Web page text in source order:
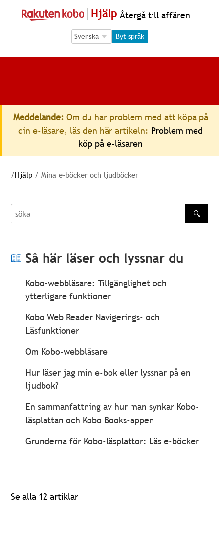
Hjälp Återgå till affären
Language Selection
Language Selection
Byt språk
Meddelande: Om du har problem med att köpa på
din e-läsare, läs den här artikeln: Problem med
köp på e-läsaren
/Hjälp / Mina e-böcker och ljudböcker
söka
🔍
Så här läser och lyssnar du
Kobo-webbläsare: Tillgänglighet och
ytterligare funktioner
Kobo Web Reader Navigerings- och
Läsfunktioner
Om Kobo-webbläsare
Hur läser jag min e-bok eller lyssnar på en
ljudbok?
En sammanfattning av hur man synkar Kobo-
läsplattan och Kobo Books-appen
Grunderna för Kobo-läsplattor: Läs e-böcker
Se alla 12 artiklar